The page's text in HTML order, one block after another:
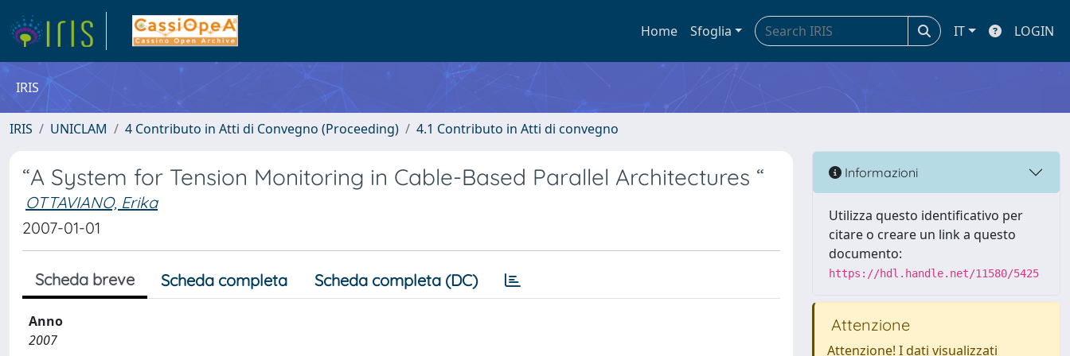
Home Sfoglia IT LOGIN
IRIS
IRIS UNICLAM 4 Contributo in Atti di Convegno (Proceeding) 4.1 Contributo in Atti di convegno
“A System for Tension Monitoring in Cable-Based Parallel Architectures “
OTTAVIANO, Erika
2007-01-01
Scheda breve Scheda completa Scheda completa (DC)
Anno
2007
Informazioni
Utilizza questo identificativo per
citare o creare un link a questo
documento:
https://hdl.handle.net/11580/5425
Attenzione
Attenzione! I dati visualizzati